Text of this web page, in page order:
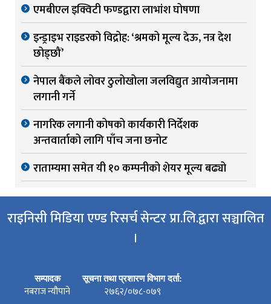
एमबीएल इक्विटी फण्डद्वारा लाभांश घोषणा
इन्ड्राइभ राइडरको विद्रोह: ‘श्रमको मूल्य देऊ, नत्र देश
छोड्छौं’
नेपाल बैंकले लोवर ठुलोखोला जलविद्युत आयोजनामा
लगानी गर्ने
नागरिक लगानी कोषको कार्यकारी निर्देशक
अन्तवार्ताको लागि पाँच जना छनोट
राताम्यमा समेत यी १० कम्पनीको शेयर मूल्य बढ्यो
राइनिसी मिडिया एण्ड रिसर्च सेन्टर प्रा.लि.द्वारा सञ्चालित
।
सम्पादक
नबराज न्यौपाने
सूचना तथा प्रशारण विभाग दर्ता:
२७६२/०७८-०७९